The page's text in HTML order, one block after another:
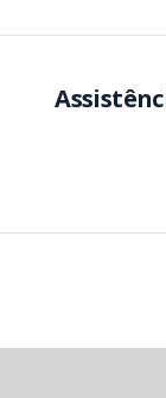
Assistência social fortalece rede de